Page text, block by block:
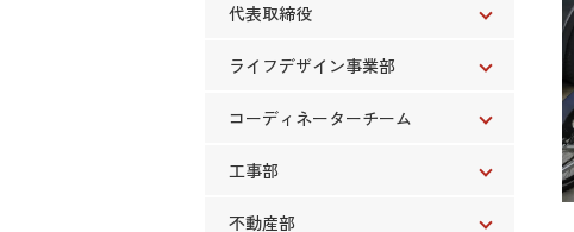
代表取締役
ライフデザイン事業部
コーディネーターチーム
工事部
不動産部